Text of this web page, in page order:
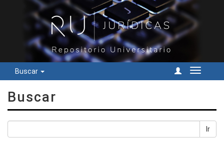
Buscar
Cambiar
Buscar
Ir